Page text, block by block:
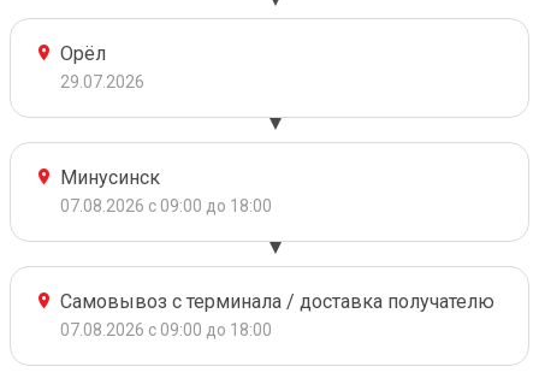
Орёл
29.07.2026
Минусинск
07.08.2026 с 09:00 до 18:00
Самовывоз с терминала / доставка получателю
07.08.2026 с 09:00 до 18:00